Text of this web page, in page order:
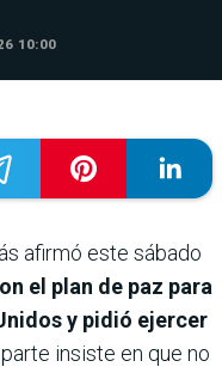
10:00
afirmó este sábado
el plan de paz para
y pidió ejercer
insiste en que no